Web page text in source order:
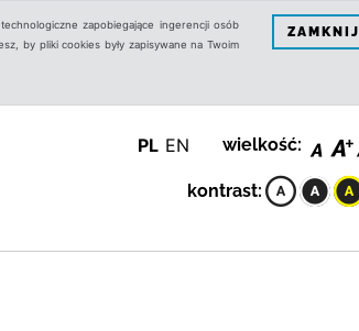
zapobiegające ingerencji osób
by pliki cookies były zapisywane na Twoim
ZAMKNIJ
PL EN wielkość:
kontrast: